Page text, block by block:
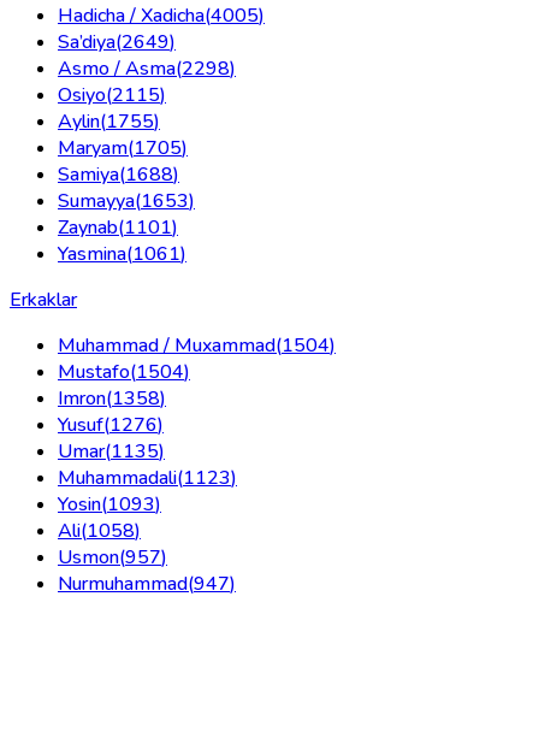
Hadicha / Xadicha(4005)
Sa’diya(2649)
Asmo / Asma(2298)
Osiyo(2115)
Aylin(1755)
Maryam(1705)
Samiya(1688)
Sumayya(1653)
Zaynab(1101)
Yasmina(1061)
Erkaklar
Muhammad / Muxammad(1504)
Mustafo(1504)
Imron(1358)
Yusuf(1276)
Umar(1135)
Muhammadali(1123)
Yosin(1093)
Ali(1058)
Usmon(957)
Nurmuhammad(947)